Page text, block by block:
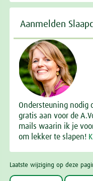
Aanmelden
Ondersteuning nodig
gratis aan voor de
mails waarin ik je
om lekker te slapen!
Laatste wijziging op deze